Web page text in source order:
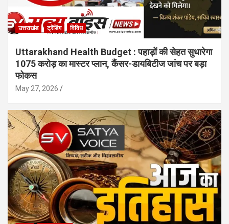
उत्तराखंड ट्रेंडिंग विविध
Uttarakhand Health Budget : पहाड़ों की सेहत सुधारेगा
1075 करोड़ का मास्टर प्लान, कैंसर-डायबिटीज जांच पर बड़ा
फोकस
May 27, 2026